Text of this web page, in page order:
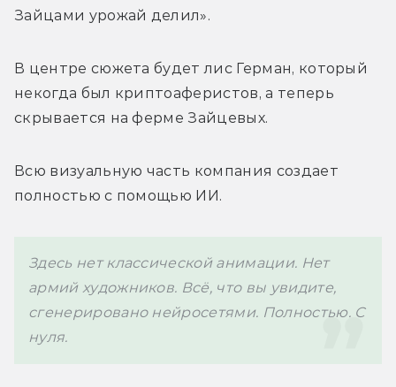
Зайцами урожай делил».
В центре сюжета будет лис Герман, который
некогда был криптоаферистов, а теперь
скрывается на ферме Зайцевых.
Всю визуальную часть компания создает
полностью с помощью ИИ.
Здесь нет классической анимации. Нет
армий художников. Всё, что вы увидите,
сгенерировано нейросетями. Полностью. С
нуля.